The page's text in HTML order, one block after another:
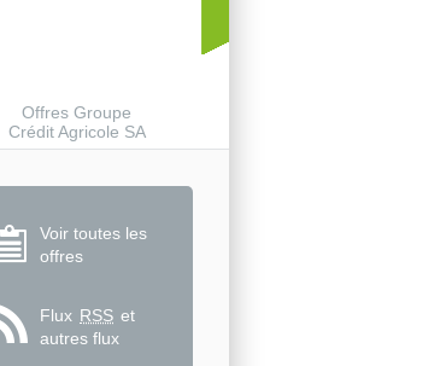
Offres Groupe
Crédit Agricole SA
Voir toutes les
offres
Flux RSS et
autres flux